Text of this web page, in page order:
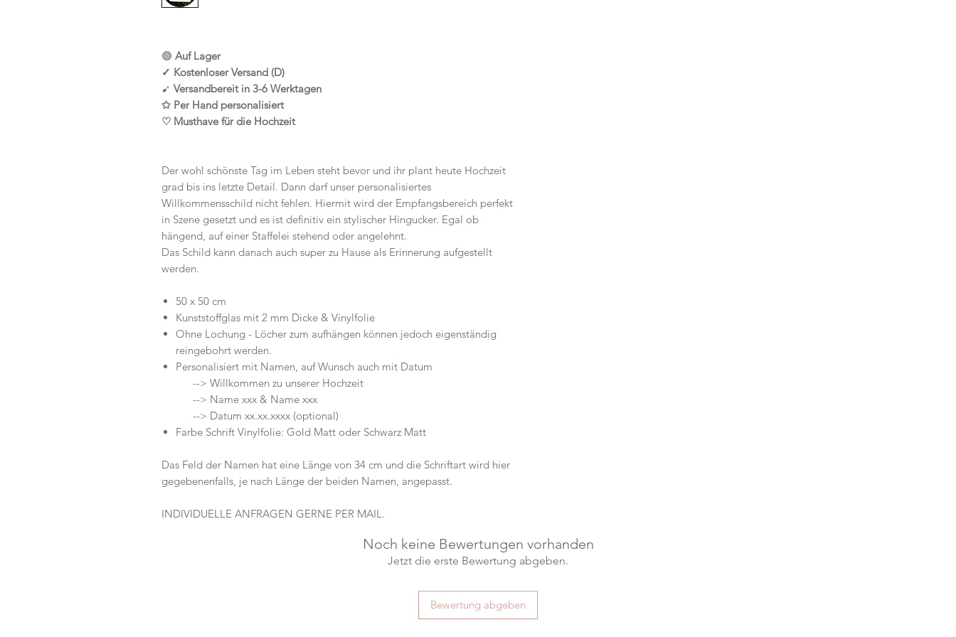
🟢 Auf Lager
✓ Kostenloser Versand (D)
➹ Versandbereit in 3-6 Werktagen
✩ Per Hand personalisiert
♡ Musthave für die Hochzeit
Der wohl schönste Tag im Leben steht bevor und ihr plant heute Hochzeit
grad bis ins letzte Detail. Dann darf unser personalisiertes
Willkommensschild nicht fehlen. Hiermit wird der Empfangsbereich perfekt
in Szene gesetzt und es ist definitiv ein stylischer Hingucker. Egal ob
hängend, auf einer Staffelei stehend oder angelehnt.
Das Schild kann danach auch super zu Hause als Erinnerung aufgestellt
werden.
50 x 50 cm
Kunststoffglas mit 2 mm Dicke & Vinylfolie
Ohne Lochung - Löcher zum aufhängen können jedoch eigenständig
reingebohrt werden.
Personalisiert mit Namen, auf Wunsch auch mit Datum
--> Willkommen zu unserer Hochzeit
--> Name xxx & Name xxx
--> Datum xx.xx.xxxx (optional)
Farbe Schrift Vinylfolie: Gold Matt oder Schwarz Matt
Das Feld der Namen hat eine Länge von 34 cm und die Schriftart wird hier
gegebenenfalls, je nach Länge der beiden Namen, angepasst.
INDIVIDUELLE ANFRAGEN GERNE PER MAIL.
Noch keine Bewertungen vorhanden
Jetzt die erste Bewertung abgeben.
Bewertung abgeben